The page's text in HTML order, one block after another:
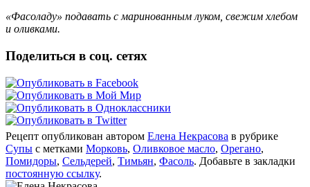
«Фасоладу» подавать с маринованным луком, свежим хлебом
и оливками.
Поделиться в соц. сетях
Рецепт опубликован автором Елена Некрасова в рубрике
Супы с метками Морковь, Оливковое масло, Орегано,
Помидоры, Сельдерей, Тимьян, Фасоль. Добавьте в закладки
постоянную ссылку.